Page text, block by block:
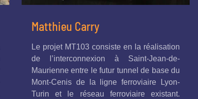
Matthieu Carry
Le projet MT103 consiste en la réalisation
de l’interconnexion à Saint-Jean-de-
Maurienne entre le futur tunnel de base du
Mont-Cenis de la ligne ferroviaire Lyon-
Turin et le réseau ferroviaire existant.